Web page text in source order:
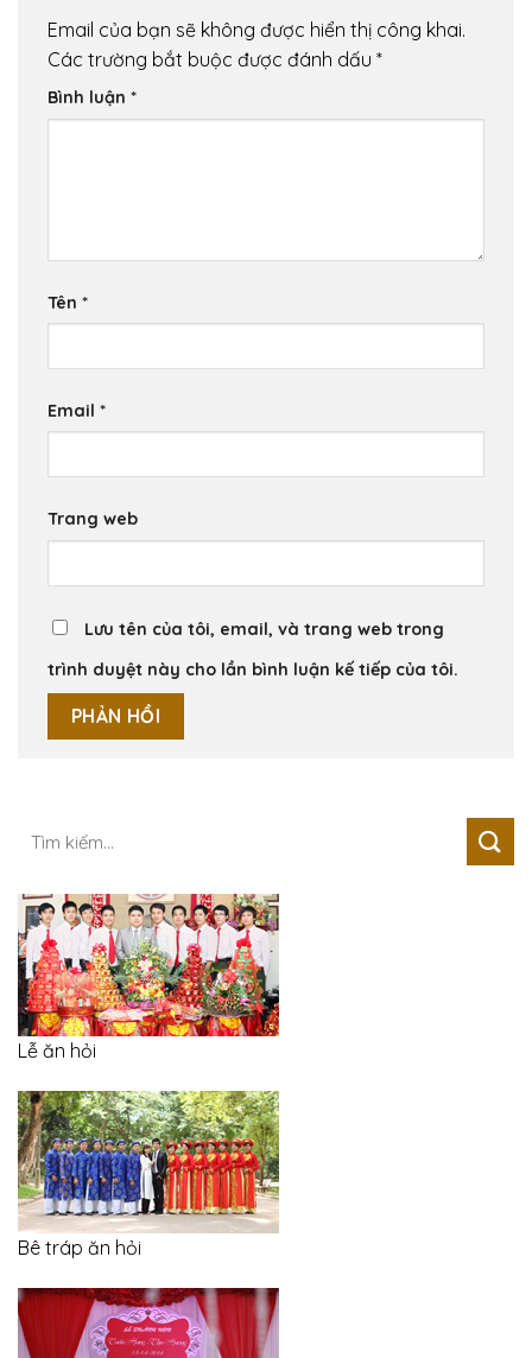
Email của bạn sẽ không được hiển thị công khai.
Các trường bắt buộc được đánh dấu *
Bình luận *
Tên *
Email *
Trang web
Lưu tên của tôi, email, và trang web trong
trình duyệt này cho lần bình luận kế tiếp của tôi.
Lễ ăn hỏi
Bê tráp ăn hỏi